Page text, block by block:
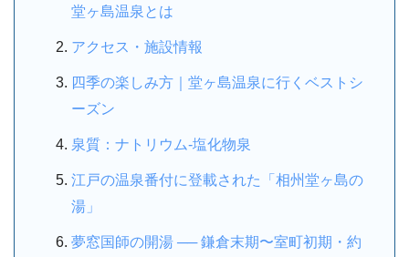
堂ヶ島温泉とは
アクセス・施設情報
四季の楽しみ方｜堂ヶ島温泉に行くベストシ
ーズン
泉質：ナトリウム-塩化物泉
江戸の温泉番付に登載された「相州堂ヶ島の
湯」
夢窓国師の開湯 ── 鎌倉末期〜室町初期・約